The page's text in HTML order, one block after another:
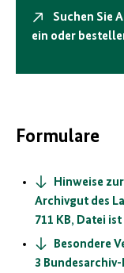
Suchen Sie
ein oder
Formulare
Hinweise
Archivgut des
711 KB, Datei
Besondere
3